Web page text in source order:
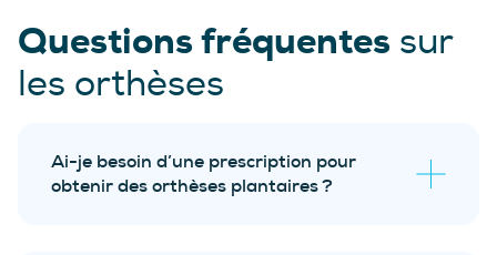
Questions fréquentes sur
les orthèses
Ai-je besoin d’une prescription pour
obtenir des orthèses plantaires ?